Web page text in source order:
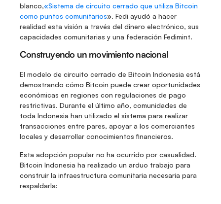
blanco,«Sistema de circuito cerrado que utiliza Bitcoin
como puntos comunitarios». Fedi ayudó a hacer
realidad esta visión a través del dinero electrónico, sus
capacidades comunitarias y una federación Fedimint.
Construyendo un movimiento nacional
El modelo de circuito cerrado de Bitcoin Indonesia está
demostrando cómo Bitcoin puede crear oportunidades
económicas en regiones con regulaciones de pago
restrictivas. Durante el último año, comunidades de
toda Indonesia han utilizado el sistema para realizar
transacciones entre pares, apoyar a los comerciantes
locales y desarrollar conocimientos financieros.
Esta adopción popular no ha ocurrido por casualidad.
Bitcoin Indonesia ha realizado un arduo trabajo para
construir la infraestructura comunitaria necesaria para
respaldarla: